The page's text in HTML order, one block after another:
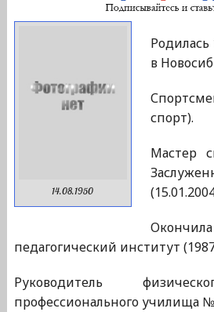
14.08.1950
Родилась
в
спорт).
Мастер
педагогический институт
Руководитель
профессионального училища